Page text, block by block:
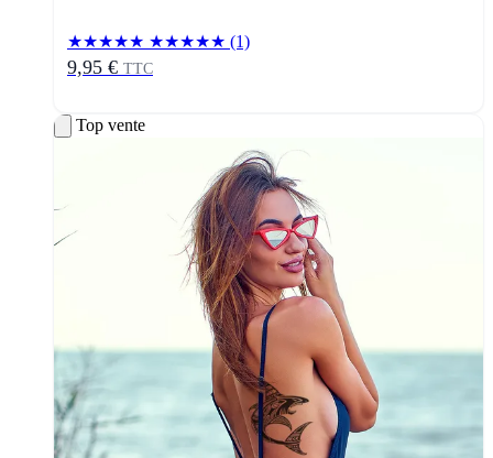
★★★★★ ★★★★★ (1)
9,95 € TTC
Top vente